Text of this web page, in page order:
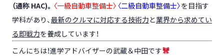
（通称HAC)。 〈一級自動車整備士〉 〈二級自動車整備士〉を目指す
学科があり、最新のクルマに対応する技術力と業界から求めてい
る即戦力を養成しています！
こんにちは！進学アドバイザーの武蔵＆中田です